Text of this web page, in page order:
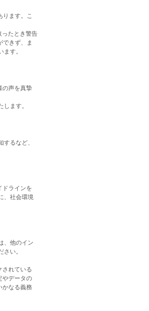
ります。こ
ったとき警告
できず、ま
す。
の声を真摯
ます。
るなど、
ドラインを
、社会環境
、他のイン
い。
されている
やデータの
かなる義務